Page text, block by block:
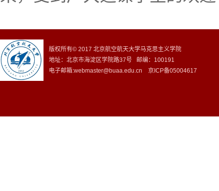
版权所有© 2017 北京航空航天大学马克思主义学院
地址：北京市海淀区学院路37号 邮编：100191
电子邮箱:webmaster@buaa.edu.cn 京ICP备05004617